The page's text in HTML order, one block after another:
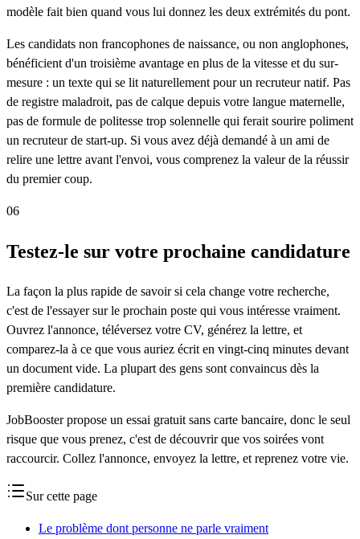
modèle fait bien quand vous lui donnez les deux extrémités du pont.
Les candidats non francophones de naissance, ou non anglophones,
bénéficient d'un troisième avantage en plus de la vitesse et du sur-
mesure : un texte qui se lit naturellement pour un recruteur natif. Pas
de registre maladroit, pas de calque depuis votre langue maternelle,
pas de formule de politesse trop solennelle qui ferait sourire poliment
un recruteur de start-up. Si vous avez déjà demandé à un ami de
relire une lettre avant l'envoi, vous comprenez la valeur de la réussir
du premier coup.
06
Testez-le sur votre prochaine candidature
La façon la plus rapide de savoir si cela change votre recherche,
c'est de l'essayer sur le prochain poste qui vous intéresse vraiment.
Ouvrez l'annonce, téléversez votre CV, générez la lettre, et
comparez-la à ce que vous auriez écrit en vingt-cinq minutes devant
un document vide. La plupart des gens sont convaincus dès la
première candidature.
JobBooster propose un essai gratuit sans carte bancaire, donc le seul
risque que vous prenez, c'est de découvrir que vos soirées vont
raccourcir. Collez l'annonce, envoyez la lettre, et reprenez votre vie.
Sur cette page
Le problème dont personne ne parle vraiment